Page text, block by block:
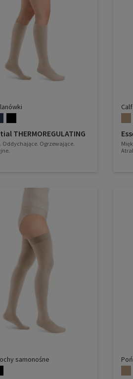
THERMOREGULATING
Oddychające. Ogrzewające.
samonośne